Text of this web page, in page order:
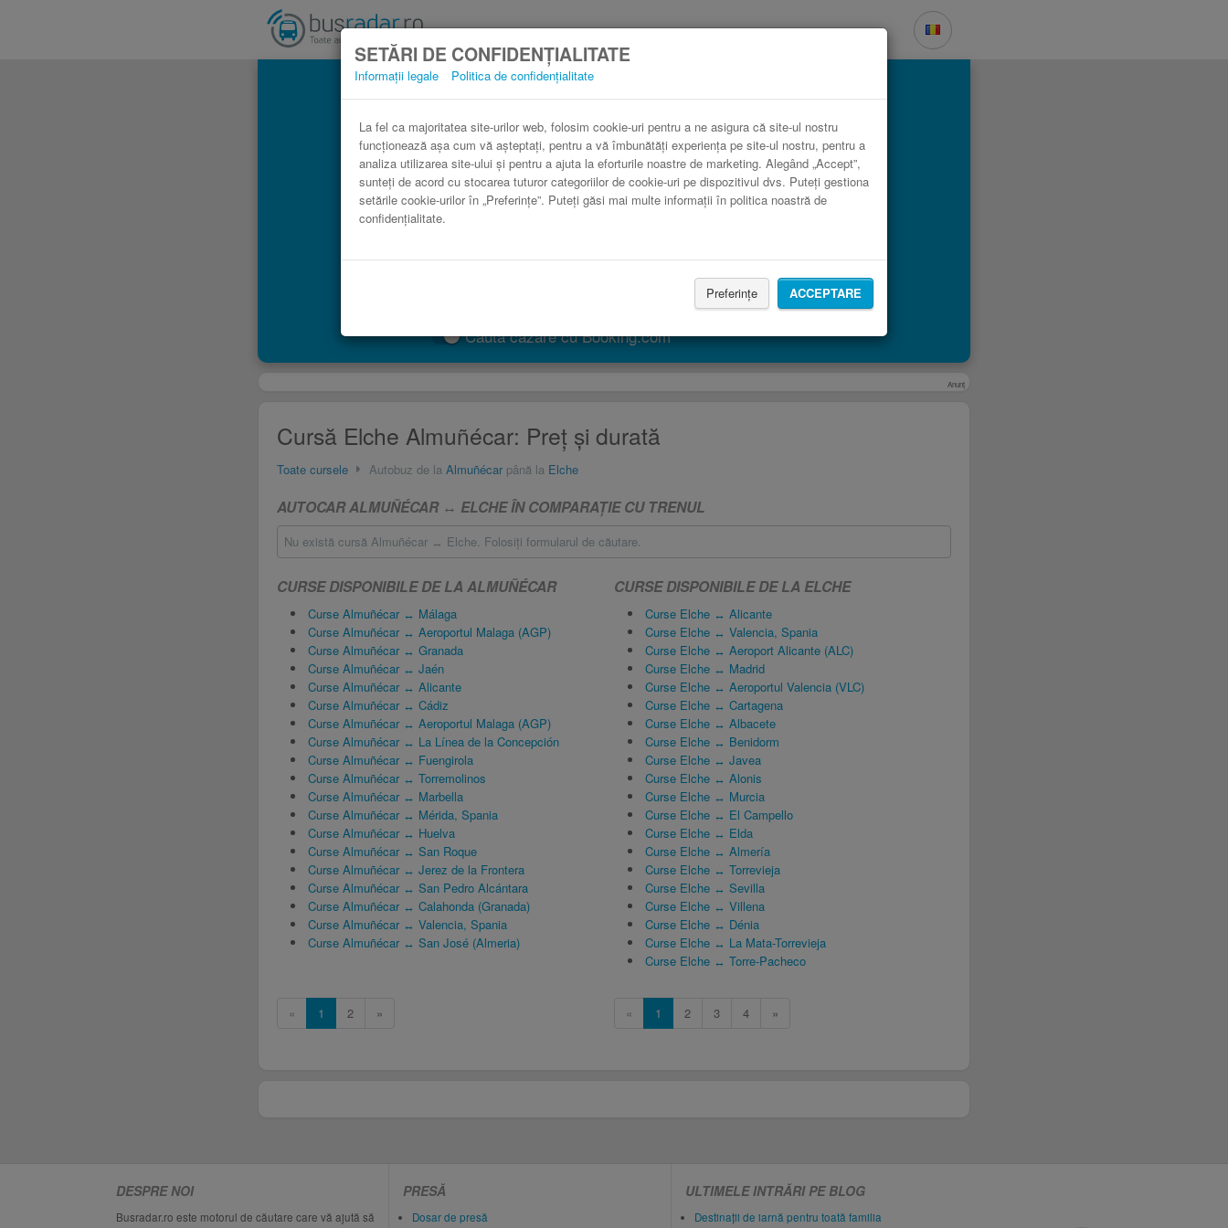
SETĂRI DE CONFIDENȚIALITATE
Informații legale Politica de confidențialitate
La fel ca majoritatea site-urilor web, folosim cookie-uri pentru a ne asigura că site-ul nostru
funcționează așa cum vă așteptați, pentru a vă îmbunătăți experiența pe site-ul nostru, pentru a
analiza utilizarea site-ului și pentru a ajuta la eforturile noastre de marketing. Alegând „Accept”,
sunteți de acord cu stocarea tuturor categoriilor de cookie-uri pe dispozitivul dvs. Puteți gestiona
setările cookie-urilor în „Preferințe”. Puteți găsi mai multe informații în politica noastră de
confidențialitate.
Preferințe ACCEPTARE
Autocar Almuñécar Elche în comparaţie cu trenul.
Caută cazare cu Booking.com
Anunţ
Cursă Elche Almuñécar: Preţ și durată
Toate cursele Autobuz de la Almuñécar până la Elche
AUTOCAR ALMUÑÉCAR ↔ ELCHE ÎN COMPARAŢIE CU TRENUL
Nu există cursă Almuñécar ↔ Elche. Folosiţi formularul de căutare.
CURSE DISPONIBILE DE LA ALMUÑÉCAR
Curse Almuñécar ↔ Málaga
Curse Almuñécar ↔ Aeroportul Malaga (AGP)
Curse Almuñécar ↔ Granada
Curse Almuñécar ↔ Jaén
Curse Almuñécar ↔ Alicante
Curse Almuñécar ↔ Cádiz
Curse Almuñécar ↔ Aeroportul Malaga (AGP)
Curse Almuñécar ↔ La Línea de la Concepción
Curse Almuñécar ↔ Fuengirola
Curse Almuñécar ↔ Torremolinos
Curse Almuñécar ↔ Marbella
Curse Almuñécar ↔ Mérida, Spania
Curse Almuñécar ↔ Huelva
Curse Almuñécar ↔ San Roque
Curse Almuñécar ↔ Jerez de la Frontera
Curse Almuñécar ↔ San Pedro Alcántara
Curse Almuñécar ↔ Calahonda (Granada)
Curse Almuñécar ↔ Valencia, Spania
Curse Almuñécar ↔ San José (Almeria)
« 1 2 »
CURSE DISPONIBILE DE LA ELCHE
Curse Elche ↔ Alicante
Curse Elche ↔ Valencia, Spania
Curse Elche ↔ Aeroport Alicante (ALC)
Curse Elche ↔ Madrid
Curse Elche ↔ Aeroportul Valencia (VLC)
Curse Elche ↔ Cartagena
Curse Elche ↔ Albacete
Curse Elche ↔ Benidorm
Curse Elche ↔ Javea
Curse Elche ↔ Alonis
Curse Elche ↔ Murcia
Curse Elche ↔ El Campello
Curse Elche ↔ Elda
Curse Elche ↔ Almería
Curse Elche ↔ Torrevieja
Curse Elche ↔ Sevilla
Curse Elche ↔ Villena
Curse Elche ↔ Dénia
Curse Elche ↔ La Mata-Torrevieja
Curse Elche ↔ Torre-Pacheco
« 1 2 3 4 »
DESPRE NOI
Busradar.ro este motorul de căutare care vă ajută să
PRESĂ
Dosar de presă
ULTIMELE INTRĂRI PE BLOG
Destinații de iarnă pentru toată familia